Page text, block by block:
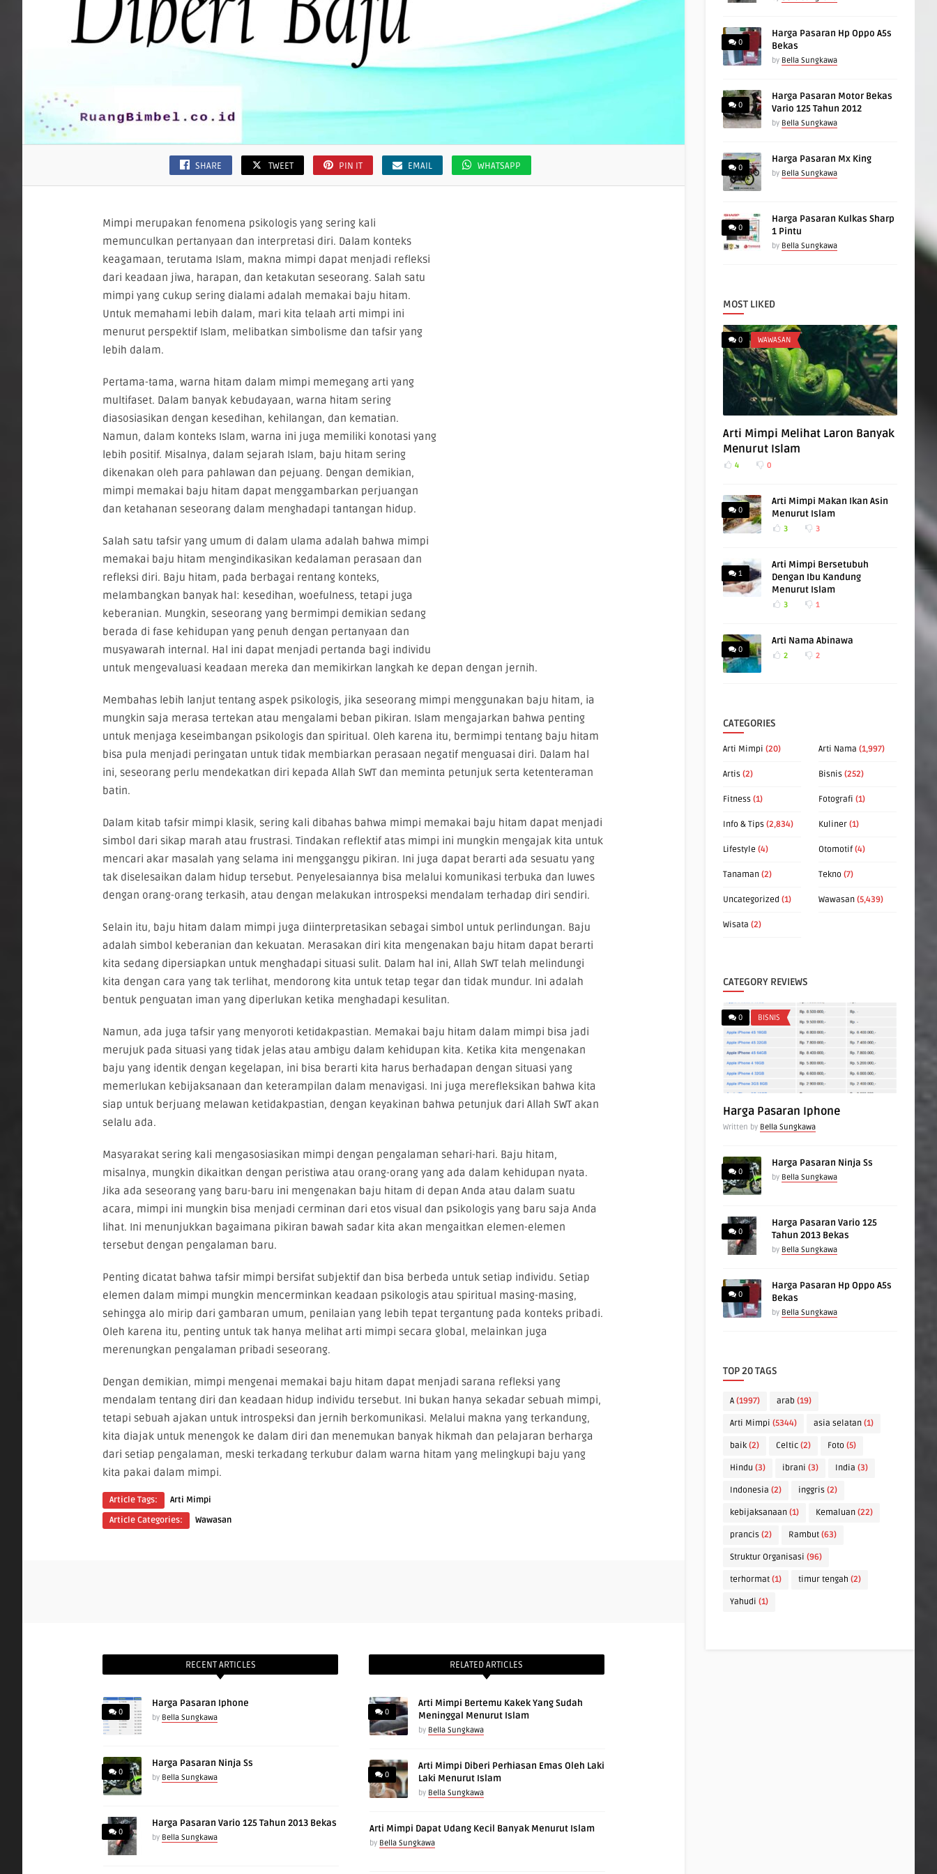
SHARE TWEET PIN IT EMAIL WHATSAPP
Mimpi merupakan fenomena psikologis yang sering kali
memunculkan pertanyaan dan interpretasi diri. Dalam konteks
keagamaan, terutama Islam, makna mimpi dapat menjadi refleksi
dari keadaan jiwa, harapan, dan ketakutan seseorang. Salah satu
mimpi yang cukup sering dialami adalah memakai baju hitam.
Untuk memahami lebih dalam, mari kita telaah arti mimpi ini
menurut perspektif Islam, melibatkan simbolisme dan tafsir yang
lebih dalam.
Pertama-tama, warna hitam dalam mimpi memegang arti yang
multifaset. Dalam banyak kebudayaan, warna hitam sering
diasosiasikan dengan kesedihan, kehilangan, dan kematian.
Namun, dalam konteks Islam, warna ini juga memiliki konotasi yang
lebih positif. Misalnya, dalam sejarah Islam, baju hitam sering
dikenakan oleh para pahlawan dan pejuang. Dengan demikian,
mimpi memakai baju hitam dapat menggambarkan perjuangan
dan ketahanan seseorang dalam menghadapi tantangan hidup.
Salah satu tafsir yang umum di dalam ulama adalah bahwa mimpi
memakai baju hitam mengindikasikan kedalaman perasaan dan
refleksi diri. Baju hitam, pada berbagai rentang konteks,
melambangkan banyak hal: kesedihan, woefulness, tetapi juga
keberanian. Mungkin, seseorang yang bermimpi demikian sedang
berada di fase kehidupan yang penuh dengan pertanyaan dan
musyawarah internal. Hal ini dapat menjadi pertanda bagi individu
untuk mengevaluasi keadaan mereka dan memikirkan langkah ke depan dengan jernih.
Membahas lebih lanjut tentang aspek psikologis, jika seseorang mimpi menggunakan baju hitam, ia
mungkin saja merasa tertekan atau mengalami beban pikiran. Islam mengajarkan bahwa penting
untuk menjaga keseimbangan psikologis dan spiritual. Oleh karena itu, bermimpi tentang baju hitam
bisa pula menjadi peringatan untuk tidak membiarkan perasaan negatif menguasai diri. Dalam hal
ini, seseorang perlu mendekatkan diri kepada Allah SWT dan meminta petunjuk serta ketenteraman
batin.
Dalam kitab tafsir mimpi klasik, sering kali dibahas bahwa mimpi memakai baju hitam dapat menjadi
simbol dari sikap marah atau frustrasi. Tindakan reflektif atas mimpi ini mungkin mengajak kita untuk
mencari akar masalah yang selama ini mengganggu pikiran. Ini juga dapat berarti ada sesuatu yang
tak diselesaikan dalam hidup tersebut. Penyelesaiannya bisa melalui komunikasi terbuka dan luwes
dengan orang-orang terkasih, atau dengan melakukan introspeksi mendalam terhadap diri sendiri.
Selain itu, baju hitam dalam mimpi juga diinterpretasikan sebagai simbol untuk perlindungan. Baju
adalah simbol keberanian dan kekuatan. Merasakan diri kita mengenakan baju hitam dapat berarti
kita sedang dipersiapkan untuk menghadapi situasi sulit. Dalam hal ini, Allah SWT telah melindungi
kita dengan cara yang tak terlihat, mendorong kita untuk tetap tegar dan tidak mundur. Ini adalah
bentuk penguatan iman yang diperlukan ketika menghadapi kesulitan.
Namun, ada juga tafsir yang menyoroti ketidakpastian. Memakai baju hitam dalam mimpi bisa jadi
merujuk pada situasi yang tidak jelas atau ambigu dalam kehidupan kita. Ketika kita mengenakan
baju yang identik dengan kegelapan, ini bisa berarti kita harus berhadapan dengan situasi yang
memerlukan kebijaksanaan dan keterampilan dalam menavigasi. Ini juga merefleksikan bahwa kita
siap untuk berjuang melawan ketidakpastian, dengan keyakinan bahwa petunjuk dari Allah SWT akan
selalu ada.
Masyarakat sering kali mengasosiasikan mimpi dengan pengalaman sehari-hari. Baju hitam,
misalnya, mungkin dikaitkan dengan peristiwa atau orang-orang yang ada dalam kehidupan nyata.
Jika ada seseorang yang baru-baru ini mengenakan baju hitam di depan Anda atau dalam suatu
acara, mimpi ini mungkin bisa menjadi cerminan dari etos visual dan psikologis yang baru saja Anda
lihat. Ini menunjukkan bagaimana pikiran bawah sadar kita akan mengaitkan elemen-elemen
tersebut dengan pengalaman baru.
Penting dicatat bahwa tafsir mimpi bersifat subjektif dan bisa berbeda untuk setiap individu. Setiap
elemen dalam mimpi mungkin mencerminkan keadaan psikologis atau spiritual masing-masing,
sehingga alo mirip dari gambaran umum, penilaian yang lebih tepat tergantung pada konteks pribadi.
Oleh karena itu, penting untuk tak hanya melihat arti mimpi secara global, melainkan juga
merenungkan pengalaman pribadi seseorang.
Dengan demikian, mimpi mengenai memakai baju hitam dapat menjadi sarana refleksi yang
mendalam tentang diri dan keadaan hidup individu tersebut. Ini bukan hanya sekadar sebuah mimpi,
tetapi sebuah ajakan untuk introspeksi dan jernih berkomunikasi. Melalui makna yang terkandung,
kita diajak untuk menengok ke dalam diri dan menemukan banyak hikmah dan pelajaran berharga
dari setiap pengalaman, meski terkadang terkubur dalam warna hitam yang melingkupi baju yang
kita pakai dalam mimpi.
Article Tags:
Arti Mimpi
Article Categories:
Wawasan
RECENT ARTICLES
0
Harga Pasaran Iphone
by Bella Sungkawa
0
Harga Pasaran Ninja Ss
by Bella Sungkawa
0
Harga Pasaran Vario 125 Tahun 2013 Bekas
by Bella Sungkawa
RELATED ARTICLES
0
Arti Mimpi Bertemu Kakek Yang Sudah
Meninggal Menurut Islam
by Bella Sungkawa
0
Arti Mimpi Diberi Perhiasan Emas Oleh Laki
Laki Menurut Islam
by Bella Sungkawa
Arti Mimpi Dapat Udang Kecil Banyak Menurut Islam
by Bella Sungkawa
0
Harga Pasaran Hp Oppo A5s
Bekas
by Bella Sungkawa
0
Harga Pasaran Motor Bekas
Vario 125 Tahun 2012
by Bella Sungkawa
0
Harga Pasaran Mx King
by Bella Sungkawa
0
Harga Pasaran Kulkas Sharp
1 Pintu
by Bella Sungkawa
MOST LIKED
0 WAWASAN
Arti Mimpi Melihat Laron Banyak
Menurut Islam
4 0
0
Arti Mimpi Makan Ikan Asin
Menurut Islam
3 3
1
Arti Mimpi Bersetubuh
Dengan Ibu Kandung
Menurut Islam
3 1
0
Arti Nama Abinawa
2 2
CATEGORIES
Arti Mimpi (20) Arti Nama (1,997)
Artis (2) Bisnis (252)
Fitness (1) Fotografi (1)
Info & Tips (2,834) Kuliner (1)
Lifestyle (4) Otomotif (4)
Tanaman (2) Tekno (7)
Uncategorized (1) Wawasan (5,439)
Wisata (2)
CATEGORY REVIEWS
0 BISNIS
Harga Pasaran Iphone
Written by Bella Sungkawa
0
Harga Pasaran Ninja Ss
by Bella Sungkawa
0
Harga Pasaran Vario 125
Tahun 2013 Bekas
by Bella Sungkawa
0
Harga Pasaran Hp Oppo A5s
Bekas
by Bella Sungkawa
TOP 20 TAGS
A (1997) arab (19)
Arti Mimpi (5344) asia selatan (1)
baik (2) Celtic (2) Foto (5)
Hindu (3) ibrani (3) India (3)
Indonesia (2) inggris (2)
kebijaksanaan (1) Kemaluan (22)
prancis (2) Rambut (63)
Struktur Organisasi (96)
terhormat (1) timur tengah (2)
Yahudi (1)